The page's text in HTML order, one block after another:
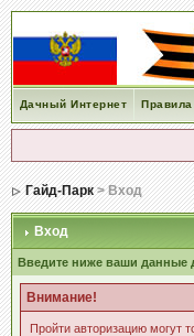
Дачный Интернет Правила
Гайд-Парк> Вход
Вход
Введите ниже ваши данные
Внимание!
Пройти авторизацию могут